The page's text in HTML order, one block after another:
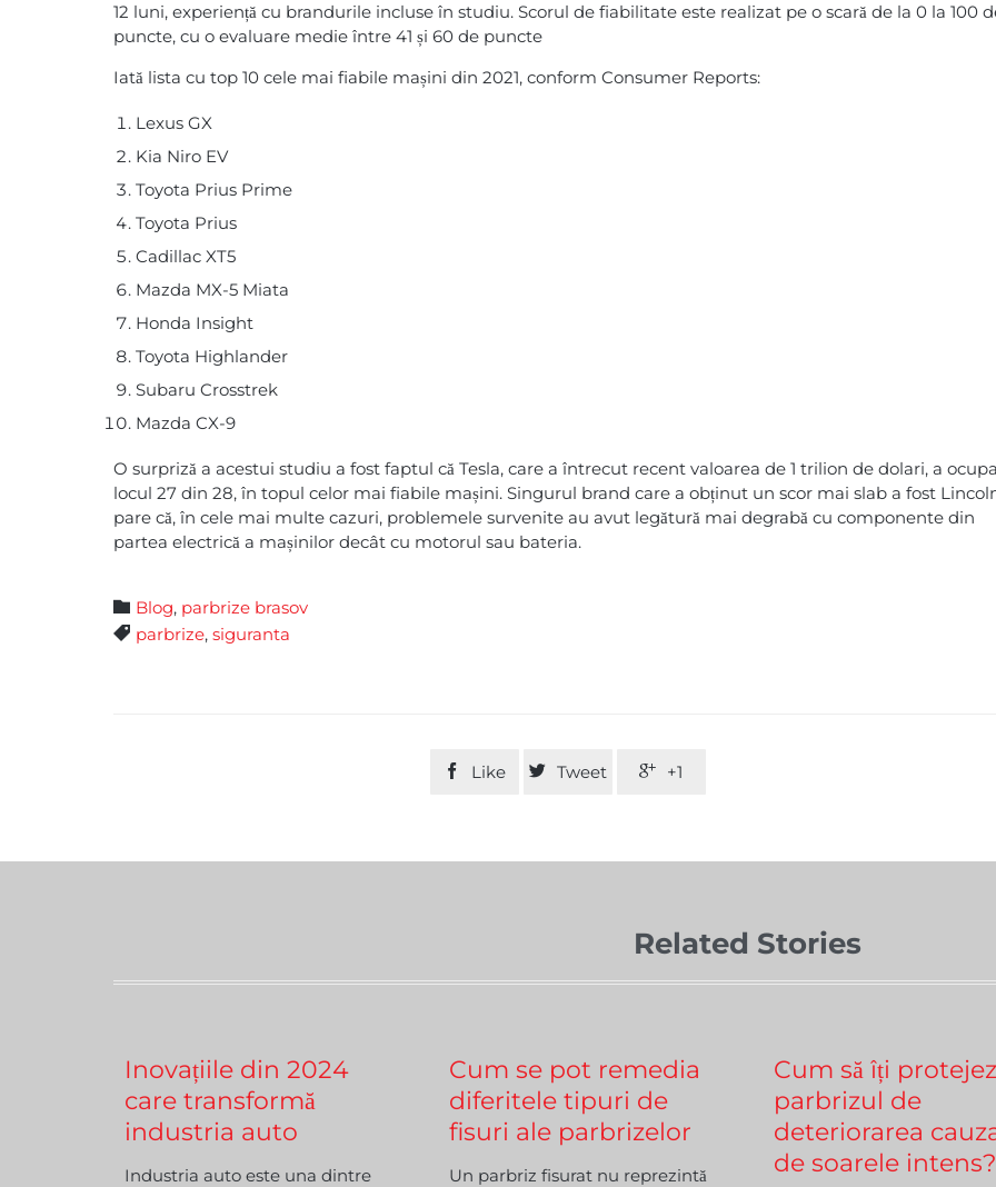
12 luni, experiență cu brandurile incluse în studiu. Scorul de fiabilitate este realizat pe o scară de la 0 la 100
puncte, cu o evaluare medie între 41 și 60 de puncte
Iată lista cu top 10 cele mai fiabile mașini din 2021, conform Consumer Reports:
Lexus GX
Kia Niro EV
Toyota Prius Prime
Toyota Prius
Cadillac XT5
Mazda MX-5 Miata
Honda Insight
Toyota Highlander
Subaru Crosstrek
Mazda CX-9
O surpriză a acestui studiu a fost faptul că Tesla, care a întrecut recent valoarea de 1 trilion de dolari, a
locul 27 din 28, în topul celor mai fiabile mașini. Singurul brand care a obținut un scor mai slab a fost
pare că, în cele mai multe cazuri, problemele survenite au avut legătură mai degrabă cu componente din
partea electrică a mașinilor decât cu motorul sau bateria.
 Category
Blog, parbrize brasov
 Tags
parbrize, siguranta
 Like  Tweet  +1
Related Stories
APRILIE 16, 2024 0
Inovațiile din 2024
care transformă
industria auto
Industria auto este una dintre
MARTIE 19, 2024
Cum se pot remedia
diferitele tipuri de
fisuri ale parbrizelor
Un parbriz fisurat nu reprezintă
IUNIE 23, 2023  Comments
Cum să îți
parbrizul de
deteriorarea
de soarele intens?